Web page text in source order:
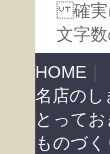
確実
文字
HOME ｜
名店のし
とって
ものづ